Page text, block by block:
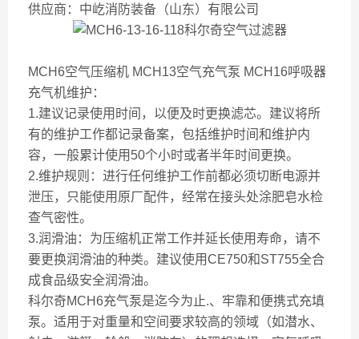
供应商：中屹消防装备（山东）有限公司
MCH6空气压缩机 MCH13空气充气泵 MCH16呼吸器
充气机维护：
1.建议记录使用时间，以便及时更换滤芯。建议将所
有的维护工作都记录备案，包括维护时间和维护内
容，一般累计使用50个小时或者半年时间更换。
2.维护规则：进行任何维护工作前都必须切断电源并
泄压，只能使用原厂配件，经常在接头处涂肥皂水检
查气密性。
3.润滑油：为压缩机正常工作并延长使用寿命，请不
要更换润滑油的种类。建议使用CE750和ST755全合
成食品级安全润滑油。
科尔奇MCH6充气泵是迄今为止.、牢靠和便携式充填
泵。适用于对重量和空间要求较高的领域（如潜水、